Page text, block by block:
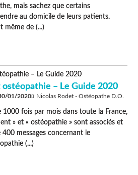
mais sachez que certains
au domicile de leurs patients.
même de (...)
ostéopathie – Le Guide 2020
01/2020 Nicolas Rodet - Ostéopathe D.O.
1000 fois par mois dans toute la France,
» et « ostéopathie » sont associés et
400 messages concernant le
(...)